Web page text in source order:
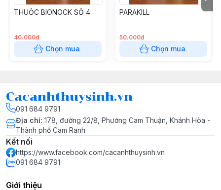
THUỐC BIONOCK SỐ 4
40.000đ
Chọn mua
PARAKILL
50.000đ
Chọn mua
Cacanhthuysinh.vn
091 684 9791
Địa chỉ: 178, đường 22/8, Phường Cam Thuận, Khánh Hòa -
Thành phố Cam Ranh
Kết nối
https://www.facebook.com/cacanhthuysinh.vn
091 684 9791
Giới thiệu